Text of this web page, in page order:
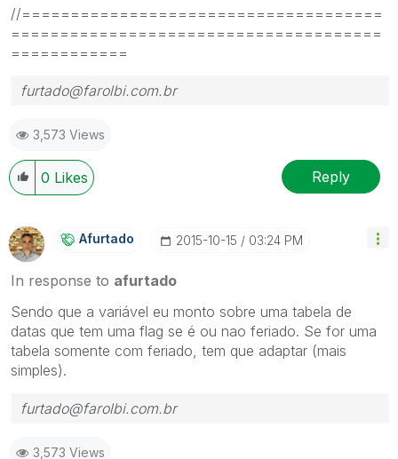
//=====================================
======================================
============
furtado@farolbi.com.br
3,573 Views
0 Likes Reply
Afurtado ‎2015-10-15 03:24 PM
In response to afurtado
Sendo que a variável eu monto sobre uma tabela de
datas que tem uma flag se é ou nao feriado. Se for uma
tabela somente com feriado, tem que adaptar (mais
simples).
furtado@farolbi.com.br
3,573 Views